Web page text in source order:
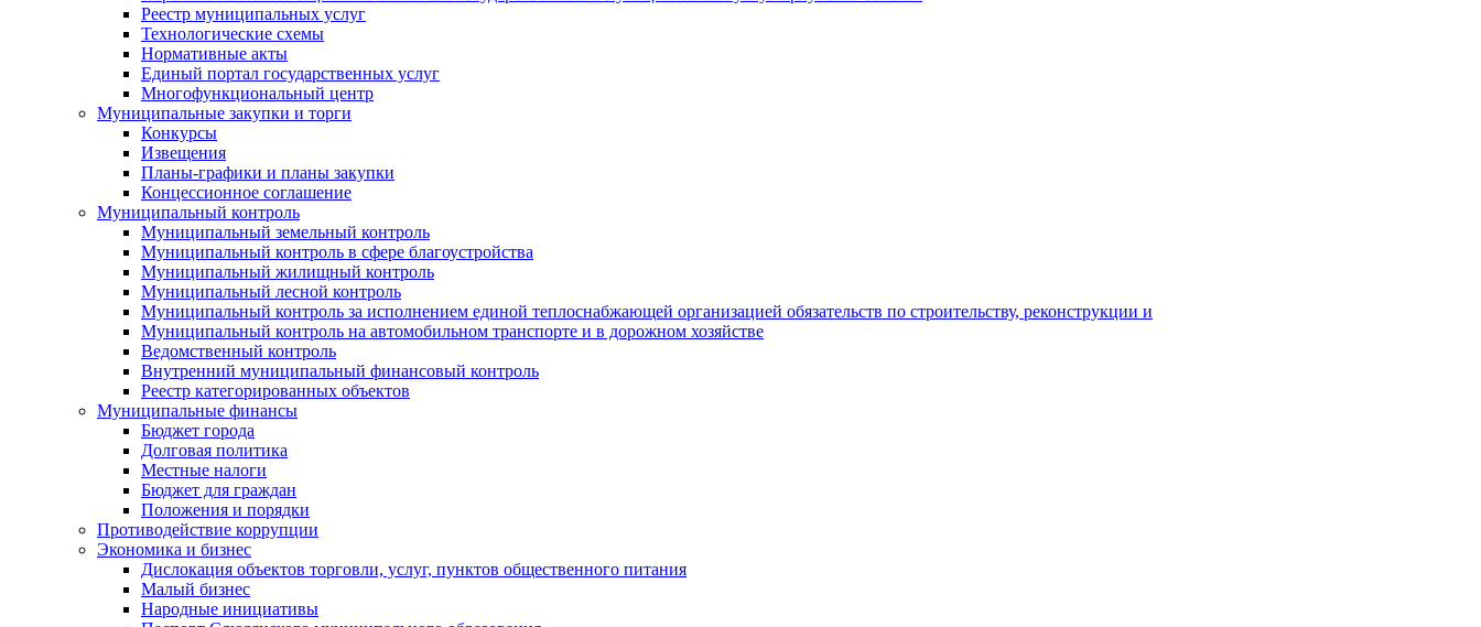
Реестр муниципальных услуг
Технологические схемы
Нормативные акты
Единый портал государственных услуг
Многофункциональный центр
Муниципальные закупки и торги
Конкурсы
Извещения
Планы-графики и планы закупки
Концессионное соглашение
Муниципальный контроль
Муниципальный земельный контроль
Муниципальный контроль в сфере благоустройства
Муниципальный жилищный контроль
Муниципальный лесной контроль
Муниципальный контроль за исполнением единой теплоснабжающей организацией обязательств по строительству, реконструкции и
Муниципальный контроль на автомобильном транспорте и в дорожном хозяйстве
Ведомственный контроль
Внутренний муниципальный финансовый контроль
Реестр категорированных объектов
Муниципальные финансы
Бюджет города
Долговая политика
Местные налоги
Бюджет для граждан
Положения и порядки
Противодействие коррупции
Экономика и бизнес
Дислокация объектов торговли, услуг, пунктов общественного питания
Малый бизнес
Народные инициативы